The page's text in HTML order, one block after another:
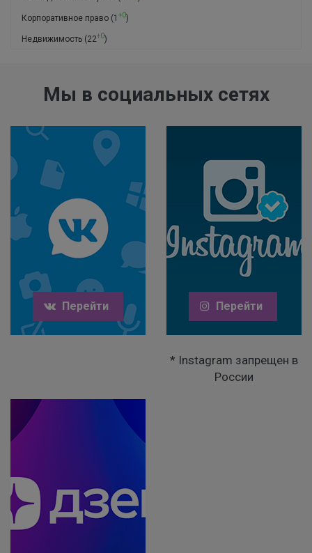
Корпоративное право (1 +0)
Недвижимость (22+0)
Мы в социальных сетях
Перейти Перейти
* Instagram запрещен в
России